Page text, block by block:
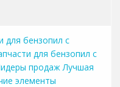
для бензопил с
для бензопил с
продаж Лучшая
элементы